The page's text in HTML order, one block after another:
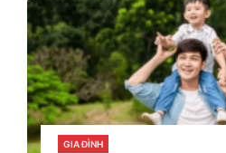
CATEGORIES
GIA ĐÌNH